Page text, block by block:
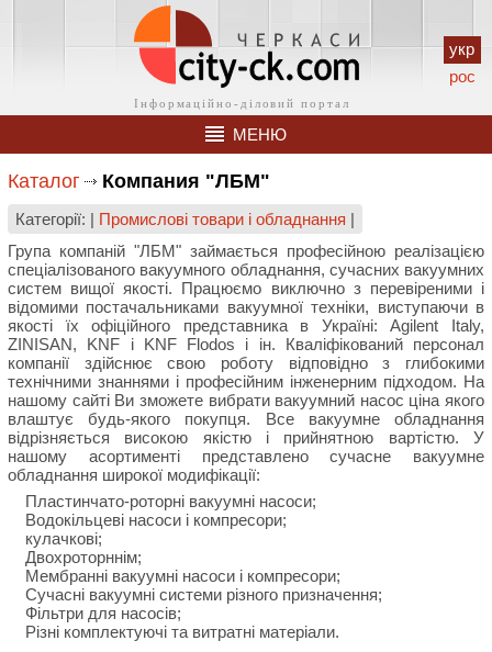
укр
рос
МЕНЮ
Каталог Компания "ЛБМ"
Категорії: | Промислові товари і обладнання |
Група компаній "ЛБМ" займається професійною реалізацією
спеціалізованого вакуумного обладнання, сучасних вакуумних
систем вищої якості. Працюємо виключно з перевіреними і
відомими постачальниками вакуумної техніки, виступаючи в
якості їх офіційного представника в Україні: Agilent Italy,
ZINISAN, KNF і KNF Flodos і ін. Кваліфікований персонал
компанії здійснює свою роботу відповідно з глибокими
технічними знаннями і професійним інженерним підходом. На
нашому сайті Ви зможете вибрати вакуумний насос ціна якого
влаштує будь-якого покупця. Все вакуумне обладнання
відрізняється високою якістю і прийнятною вартістю. У
нашому асортименті представлено сучасне вакуумне
обладнання широкої модифікації:
Пластинчато-роторні вакуумні насоси;
Водокільцеві насоси і компресори;
кулачкові;
Двохроторннім;
Мембранні вакуумні насоси і компресори;
Сучасні вакуумні системи різного призначення;
Фільтри для насосів;
Різні комплектуючі та витратні матеріали.